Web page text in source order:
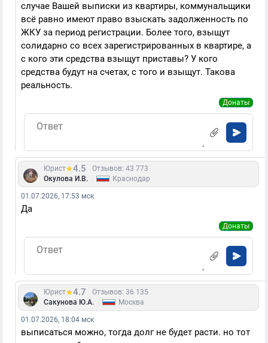
случае Вашей выписки из квартиры, коммунальщики
всё равно имеют право взыскать задолженность по
ЖКУ за период регистрации. Более того, взыщут
солидарно со всех зарегистрированных в квартире, а
с кого эти средства взыщут приставы? У кого
средства будут на счетах, с того и взыщут. Такова
реальность.
Донаты
Юрист 4.5
Отзывов: 43 773
Окулова И.В.
Краснодар
01.07.2026, 17:53 мск
Да
Донаты
Юрист 4.7
Отзывов: 36 135
Сакунова Ю.А.
Москва
01.07.2026, 18:04 мск
выписаться можно, тогда долг не будет расти. но тот